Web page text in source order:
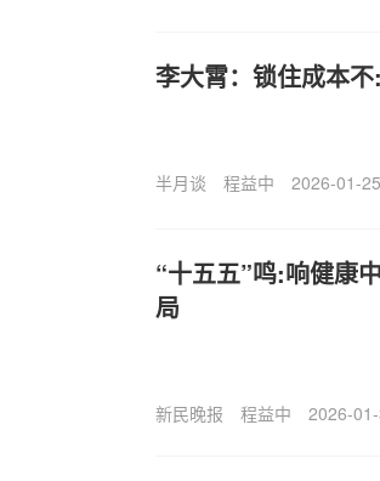
李大霄：锁住成本
半月谈 程益中 2026-01-
“十五五”鸣:响健康
局
新民晚报 程益中 2026-